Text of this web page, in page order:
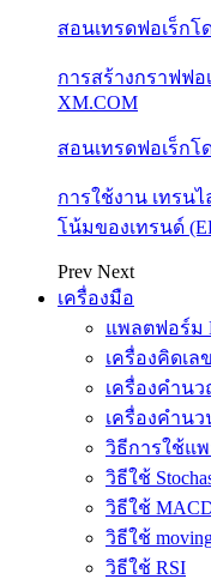
สอนเทรดฟอเร็กโ
การสร้างกราฟฟอ
XM.COM
สอนเทรดฟอเร็กโ
การใช้งาน เทรน
โน้มของเทรนด์
Prev Next
เครื่องมือ
แพลตฟอร์ม
เครื่องคิดเล
เครื่องคำน
เครื่องคำนว
วิธีการใช้แ
วิธีใช้
วิธีใช้
วิธีใช้
วิธีใช้ RSI